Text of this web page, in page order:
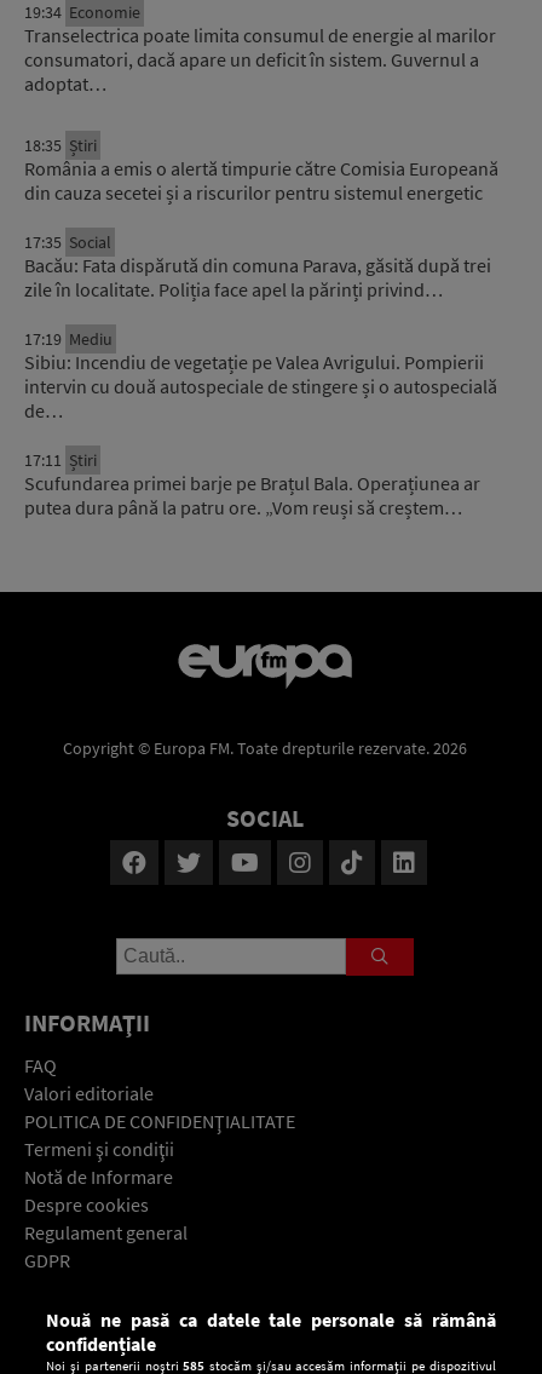
19:34 Economie
Transelectrica poate limita consumul de energie al marilor
consumatori, dacă apare un deficit în sistem. Guvernul a
adoptat…
18:35 Știri
România a emis o alertă timpurie către Comisia Europeană
din cauza secetei și a riscurilor pentru sistemul energetic
17:35 Social
Bacău: Fata dispărută din comuna Parava, găsită după trei
zile în localitate. Poliția face apel la părinți privind…
17:19 Mediu
Sibiu: Incendiu de vegetație pe Valea Avrigului. Pompierii
intervin cu două autospeciale de stingere și o autospecială
de…
17:11 Știri
Scufundarea primei barje pe Brațul Bala. Operațiunea ar
putea dura până la patru ore. „Vom reuși să creștem…
Copyright © Europa FM. Toate drepturile rezervate. 2026
SOCIAL
INFORMAŢII
FAQ
Valori editoriale
POLITICA DE CONFIDENŢIALITATE
Termeni şi condiţii
Notă de Informare
Despre cookies
Regulament general
GDPR
Descarcă gratuit aplicaţia Europa FM pentru smartphone:
Nouă ne pasă ca datele tale personale să rămână
confidențiale
Noi și partenerii noștri585 stocăm și/sau accesăm informații pe dispozitivul